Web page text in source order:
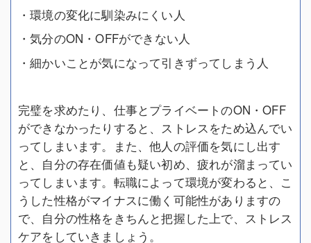
・環境の変化に馴染みにくい人
・気分のON・OFFができない人
・細かいことが気になって引きずってしまう人
完璧を求めたり、仕事とプライベートのON・OFF
ができなかったりすると、ストレスをため込んでい
ってしまいます。また、他人の評価を気にし出す
と、自分の存在価値も疑い初め、疲れが溜まってい
ってしまいます。転職によって環境が変わると、こ
うした性格がマイナスに働く可能性がありますの
で、自分の性格をきちんと把握した上で、ストレス
ケアをしていきましょう。